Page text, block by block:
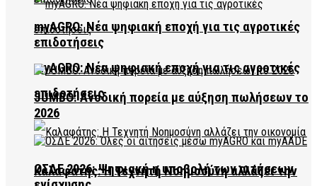
myAGRO: Νέα ψηφιακή εποχή για τις αγροτικές
επιδοτήσεις
Καλαφάτης: Η Τεχνητή Νοημοσύνη αλλάζει την
myAGRO: Νέα ψηφιακή εποχή για τις αγροτικές
επιδοτήσεις
JUMBO: Ανοδική πορεία με αύξηση πωλήσεων το
2026
ΟΣΔΕ 2026: Ψηφιακή η υποβολή των αιτήσεων